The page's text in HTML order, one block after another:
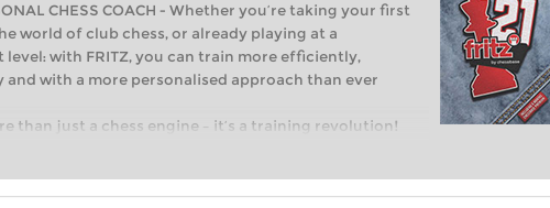
CHESS COACH - Whether you’re taking your first
world of club chess, or already playing at a
with FRITZ, you can train more efficiently,
with a more personalised approach than ever
than just a chess engine – it’s a training revolution!
taking your first steps into the world of club chess,
intelligently and with a more personalised